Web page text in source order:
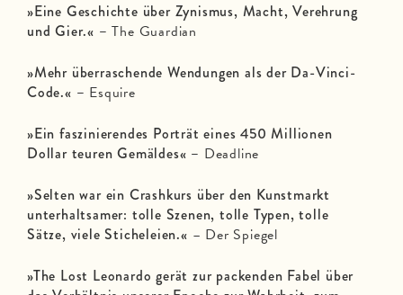
»Eine Geschichte über Zynismus, Macht, Verehrung
und Gier.« –The Guardian
»Mehr überraschende Wendungen als der Da-Vinci-
Code.« – Esquire
»Ein faszinierendes Porträt eines 450 Millionen
Dollar teuren Gemäldes« – Deadline
»Selten war ein Crashkurs über den Kunstmarkt
unterhaltsamer: tolle Szenen, tolle Typen, tolle
Sätze, viele Sticheleien.« – Der Spiegel
»The Lost Leonardo gerät zur packenden Fabel über